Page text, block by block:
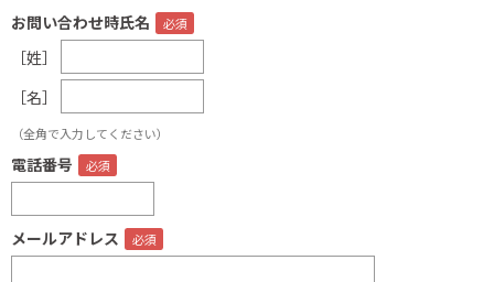
お問い合わせ時氏名
［姓］
［名］
（全角で入力してください）
電話番号
メールアドレス